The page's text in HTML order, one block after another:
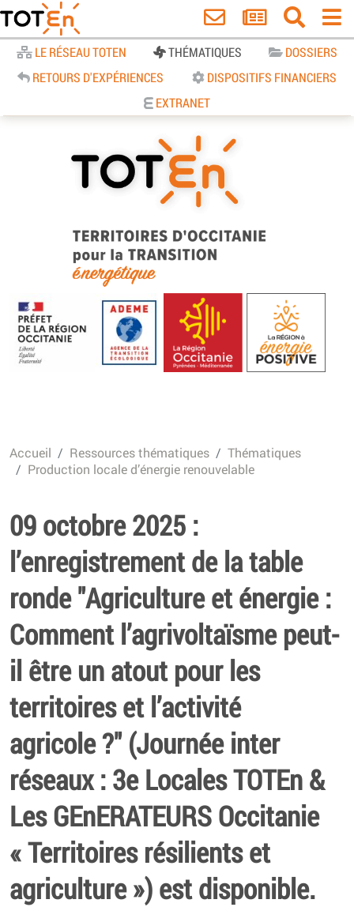
LE RÉSEAU TOTEN THÉMATIQUES
DOSSIERS
RETOURS D'EXPÉRIENCES
DISPOSITIFS FINANCIERS
EXTRANET
TOTEn Occitanie | Territoires
d’Occitanie pour la Transition
Energétique
Accueil Ressources thématiques
Thématiques
Production locale d’énergie renouvelable
09 octobre 2025 :
l’enregistrement de la table
ronde "Agriculture et énergie :
Comment l’agrivoltaïsme peut-
il être un atout pour les
territoires et l’activité
agricole ?" (Journée inter
réseaux : 3e Locales TOTEn &
Les GEnERATEURS Occitanie
« Territoires résilients et
agriculture ») est disponible.